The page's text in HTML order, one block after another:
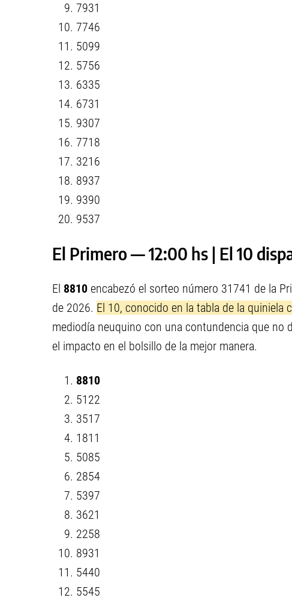
7931
7746
5099
5756
6335
6731
9307
7718
3216
8937
9390
9537
El Primero — 12:00 hs | El 10
El 8810 encabezó el sorteo número 31741 de la
de 2026. El 10, conocido en la tabla de la quiniela
mediodía neuquino con una contundencia que
el impacto en el bolsillo de la mejor manera.
8810
5122
3517
1811
5085
2854
5397
3621
2258
8931
5440
5545